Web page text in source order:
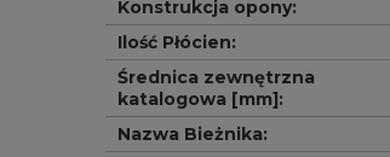
Konstrukcja opony:
Ilość Płócien:
Średnica zewnętrzna
katalogowa [mm]:
Nazwa Bieżnika: